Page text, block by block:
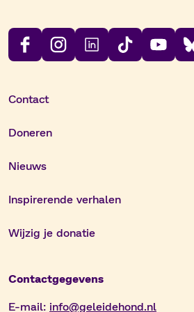
Contact
Doneren
Nieuws
Inspirerende verhalen
Wijzig je donatie
Contactgegevens
E-mail: info@geleidehond.nl